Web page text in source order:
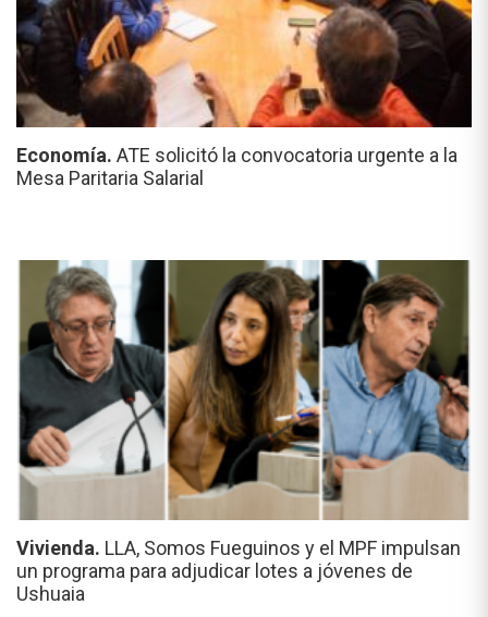
Economía. ATE solicitó la convocatoria urgente a la
Mesa Paritaria Salarial
Vivienda. LLA, Somos Fueguinos y el MPF impulsan
un programa para adjudicar lotes a jóvenes de
Ushuaia